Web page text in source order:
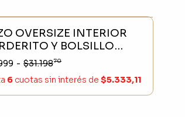
- 23 %
OVERSIZE INTERIOR
Y BOLSILLO
LILA AGRISADO
- $31.19870
6 cuotas sin interés de $5.333,11